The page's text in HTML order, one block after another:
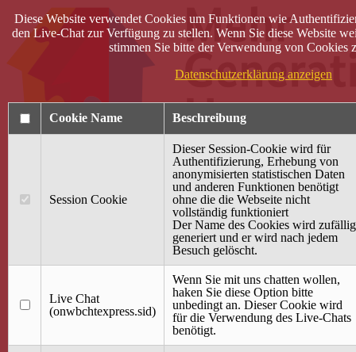
40 Jahre Mütterzentrum
Terminkalender
Gemeinsam aktiv
Gemeinsam unterwegs
wirFAIRändern
Diese Website verwendet Cookies um Funktionen wie
den Live-Chat zur Verfügung zu stellen. Wenn Sie diese Website
stimmen Sie bitte der Verwendung von Cookies
Datenschutzerklärung anzeigen
Cookie Name Beschreibung
Session Cookie
Dieser Session-Cookie wird für
Authentifizierung, Erhebung von
anonymisierten statistischen Daten
und anderen Funktionen benötigt
ohne die die Webseite nicht
vollständig funktioniert
Der Name des Cookies wird zufällig
generiert und er wird nach jedem
Besuch gelöscht.
Live Chat
(onwbchtexpress.sid)
Wenn Sie mit uns chatten wollen,
haken Sie diese Option bitte
unbedingt an. Dieser Cookie wird
für die Verwendung des Live-Chats
benötigt.